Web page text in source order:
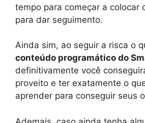
tempo para começar a colocar
para dar seguimento.
Ainda sim, ao seguir a risca o
conteúdo programático do
definitivamente você
proveito e ter exatamente o
aprender para conseguir seus